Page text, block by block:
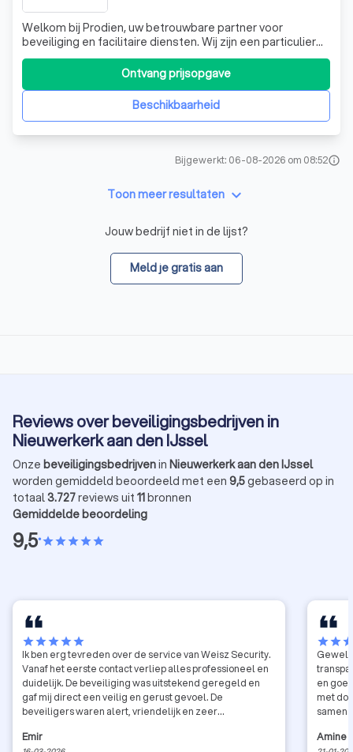
Welkom bij Prodien, uw betrouwbare partner voor
beveiliging en facilitaire diensten. Wij zijn een particulier
beveiligingsbedrijf dat zich onderscheidt door een
kwalitatief hoogwaardige invulling van beveiligingstaken.
Daarnaast kunnen wij ook van betekenis zijn met overige
facilitaire diensten, zoaBeschikbaarheid
Ontvang prijsopgave
Bijgewerkt: 06-08-2026 om 08:52info
Toon meer resultaten keyboard_arrow_down
Jouw bedrijf niet in de lijst?
Meld je gratis aan
Reviews over beveiligingsbedrijven in
Nieuwerkerk aan den IJssel
Onze beveiligingsbedrijvenin Nieuwerkerk aan den IJssel
worden gemiddeld beoordeeld met een 9,5gebaseerd op in
totaal3.727reviews uit 11bronnen
Gemiddelde beoordeling
9,5•starstarstarstarstar
starstarstarstarstar
Ik ben erg tevreden over de service van Weisz Security.
Vanaf het eerste contact verliep alles professioneel en
duidelijk. De beveiliging was uitstekend geregeld en
gaf mij direct een veilig en gerust gevoel. De
beveiligers waren alert, vriendelijk en zeer
gaten zonder opdringerig te zijn en wisten precies hoe
Emir
starstar
en
met
samen
Amine